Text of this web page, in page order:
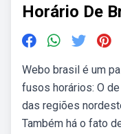
Horário De
Webo brasil é um
fusos horários: O
das regiões
Também há o fato